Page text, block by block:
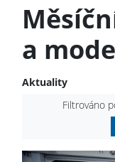
a
Aktuality
Filtrováno